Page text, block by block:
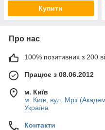
Купити
Про нас
100% позитивних з 200
Працює з 08.06.2012
м. Київ
м. Київ, вул. Мрії
Україна
Контакти